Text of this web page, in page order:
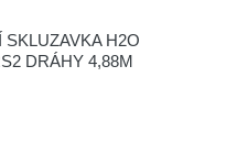
SKLUZAVKA H2O
DRÁHY 4,88M